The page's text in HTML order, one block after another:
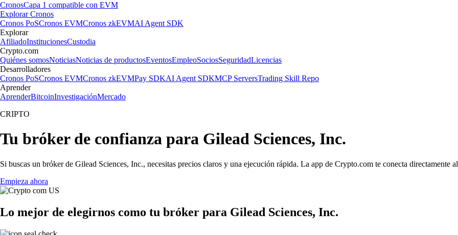
CronosCapa 1 compatible con EVM
Explorar Cronos
Cronos PoSCronos EVMCronos zkEVMAI Agent SDK
Explorar
AfiliadoInstitucionesCustodia
Crypto.com
Quiénes somosNoticiasNoticias de productosEventosEmpleoSociosSeguridadLicencias
Desarrolladores
Cronos PoSCronos EVMCronos zkEVMPay SDKAI Agent SDKMCP ServersTrading Skill Repo
Aprender
AprenderBitcoinInvestigaciónMercado
CRIPTO
Tu bróker de confianza para Gilead Sciences, Inc.
Si buscas un bróker de Gilead Sciences, Inc., necesitas precios claros y una ejecución rápida. La app de Crypto.com te conecta directamente
Empieza ahora
Lo mejor de elegirnos como tu bróker para Gilead Sciences, Inc.